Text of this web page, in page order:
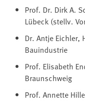
Prof. Dr. Dirk A.
Lübeck (stellv.
Dr. Antje Eichler,
Bauindustrie
Prof. Elisabeth
Braunschweig
Prof. Annette